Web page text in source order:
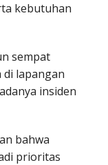
kebutuhan
sempat
di lapangan
insiden
bahwa
prioritas